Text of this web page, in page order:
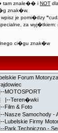
tam znale�� i NOT
znak�w.
je pomi�dzy "
za wyj�tkiem:
ci�gu znak�w